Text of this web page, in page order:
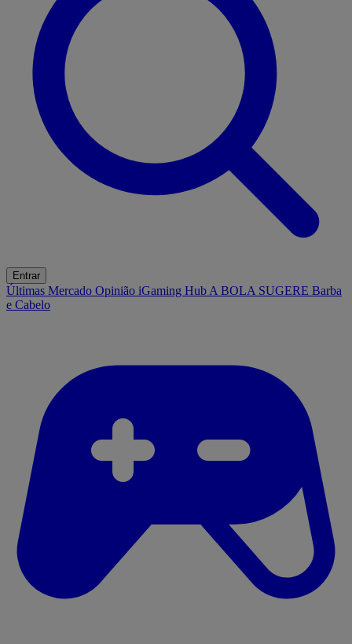
Entrar
Últimas Mercado Opinião iGaming Hub A BOLA SUGERE Barba
e Cabelo